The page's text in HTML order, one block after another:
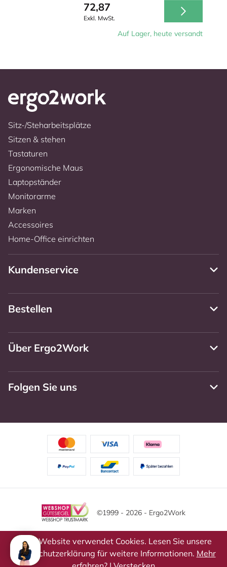
72,87
Exkl. MwSt.
Auf Lager, heute versandt
Sitz-/Steharbeitsplätze
Sitzen & stehen
Tastaturen
Ergonomische Maus
Laptopständer
Monitorarme
Marken
Accessoires
Home-Office einrichten
Kundenservice
Bestellen
Über Ergo2Work
Folgen Sie uns
©1999 - 2026 - Ergo2Work
Haftungsausschluss
Datenschutzrichtlinie
Allgemeine Geschäftsbedingungen
Cookie-Einstellungen
Diese Website verwendet Cookies. Lesen Sie unsere
Datenschutzerklärung für weitere Informationen. Mehr